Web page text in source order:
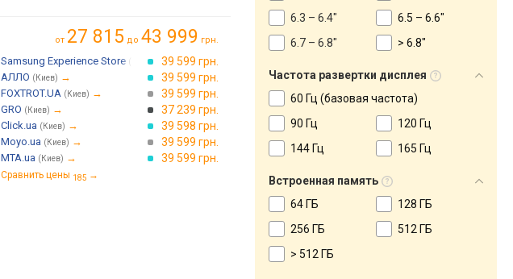
от 27 815 до 43 999 грн.
Samsung Experience Store (Киев) →
39 599 грн.
АЛЛО (Киев) → 39 599 грн.
FOXTROT.UA (Киев) → 39 599 грн.
GRO (Киев) → 37 239 грн.
Click.ua (Киев) → 39 598 грн.
Moyo.ua (Киев) → 39 599 грн.
MTA.ua (Киев) → 39 599 грн.
Сравнить цены 185 →
6.3 – 6.4"
6.5 – 6.6"
6.7 – 6.8"
> 6.8"
Частота развертки дисплея
60 Гц (базовая частота)
90 Гц
120 Гц
144 Гц
165 Гц
Встроенная память
64 ГБ
128 ГБ
256 ГБ
512 ГБ
> 512 ГБ